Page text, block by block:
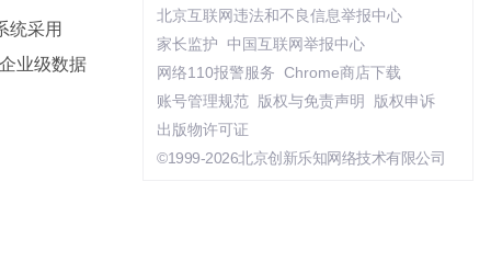
统采用
业级数据
北京互联网违法和不良信息举报中心
家长监护
中国互联网举报中心
网络110报警服务 Chrome商店下载
账号管理规范
版权与免责声明
版权申诉
出版物许可证
©1999-2026北京创新乐知网络技术有限公司